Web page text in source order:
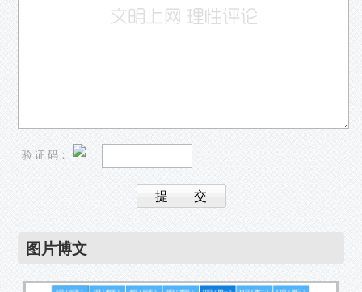
验 证 码：
图片博文